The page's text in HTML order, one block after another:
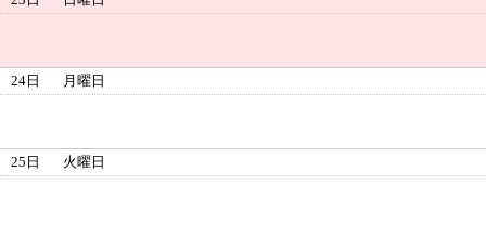
24日 月曜日
25日 火曜日